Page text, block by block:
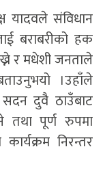
यादवले संविधान
बराबरीको हक
र मधेशी जनताले
।उहाँले
दुवै ठाउँबाट
तथा पूर्ण रुपमा
निरन्तर